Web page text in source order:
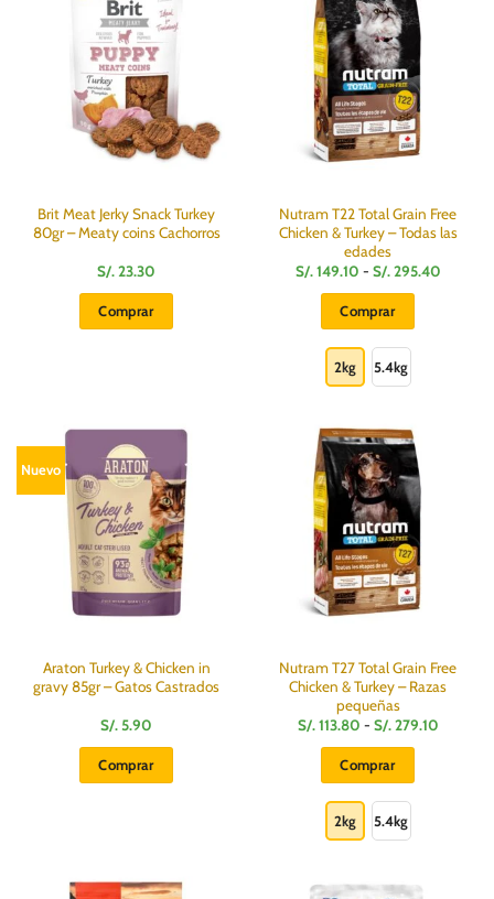
opciones
se
pueden
elegir
en
la
página
producto
opciones
se
pueden
elegir
en
la
página
producto
Brit Meat Jerky Snack Turkey
80gr – Meaty coins Cachorros
S/.23.30
Comprar
Nutram T22 Total Grain Free
Chicken & Turkey – Todas las
edades
S/.149.10 - S/.295.40Rango
Comprar
producto
tiene
variantes.
Las
opciones
se
pueden
elegir
en
la
página
producto
2kg 5.4kg
Nuevo
Araton Turkey & Chicken in
gravy 85gr – Gatos Castrados
S/.5.90
Comprar
Nutram T27 Total Grain Free
Chicken & Turkey – Razas
pequeñas
S/.113.80 - S/.279.10Rango
Comprar
producto
tiene
variantes.
2kg 5.4kg